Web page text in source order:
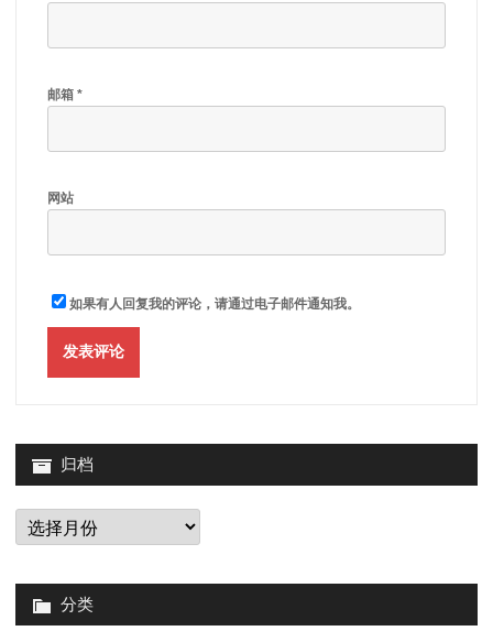
邮箱 *
网站
如果有人回复我的评论，请通过电子邮件通知我。
归档
归
档
分类